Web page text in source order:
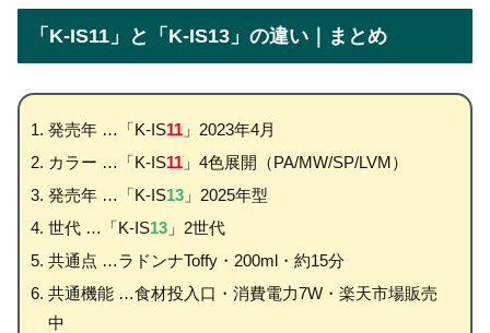
「K-IS11」と「K-IS13」の違い｜まとめ
発売年 …「K-IS11」2023年4月
カラー …「K-IS11」4色展開（PA/MW/SP/LVM）
発売年 …「K-IS13」2025年型
世代 …「K-IS13」2世代
共通点 …ラドンナToffy・200ml・約15分
共通機能 …食材投入口・消費電力7W・楽天市場販売
中